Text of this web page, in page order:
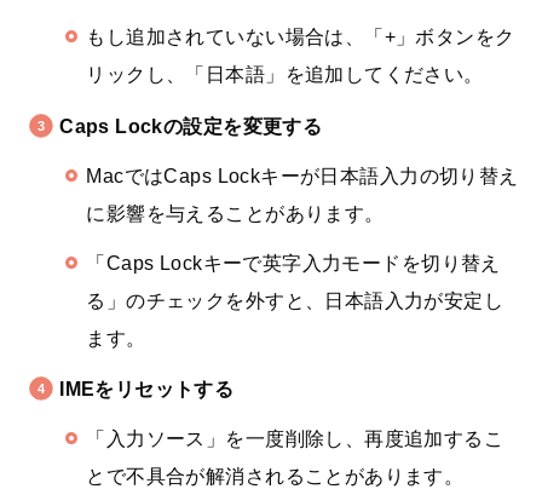
もし追加されていない場合は、「+」ボタンをク
リックし、「日本語」を追加してください。
Caps Lockの設定を変更する
MacではCaps Lockキーが日本語入力の切り替え
に影響を与えることがあります。
「Caps Lockキーで英字入力モードを切り替え
る」のチェックを外すと、日本語入力が安定し
ます。
IMEをリセットする
「入力ソース」を一度削除し、再度追加するこ
とで不具合が解消されることがあります。